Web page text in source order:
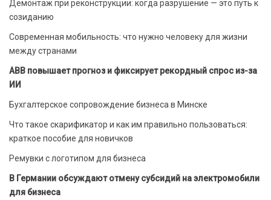
Демонтаж при реконструкции: когда разрушение — это путь к
созиданию
Современная мобильность: что нужно человеку для жизни
между странами
ABB повышает прогноз и фиксирует рекордный спрос из-за
ИИ
Бухгалтерское сопровождение бизнеса в Минске
Что такое скарификатор и как им правильно пользоваться:
краткое пособие для новичков
Ремувки с логотипом для бизнеса
В Германии обсуждают отмену субсидий на электромобили
для бизнеса